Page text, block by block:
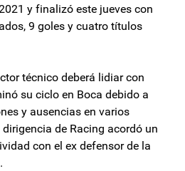
y finalizó este jueves con
9 goles y cuatro títulos
técnico deberá lidiar con
su ciclo en Boca debido a
y ausencias en varios
de Racing acordó un
con el ex defensor de la